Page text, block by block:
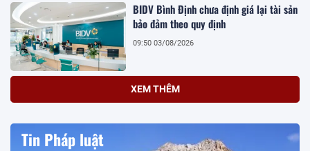
BIDV Bình Định chưa định giá lại tài sản
bảo đảm theo quy định
09:50 03/08/2026
XEM THÊM
Tin Pháp luật